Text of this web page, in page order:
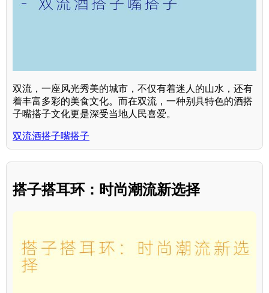
双流，一座风光秀美的城市，不仅有着迷人的山水，还有
着丰富多彩的美食文化。而在双流，一种别具特色的酒搭
子嘴搭子文化更是深受当地人民喜爱。
双流酒搭子嘴搭子
搭子搭耳环：时尚潮流新选择